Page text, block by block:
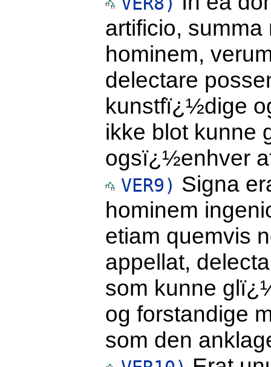
artificio,
hominem,
delectare
kunstfï¿½dige
ikke blot kunne
ogsï¿½enhver
VER9) Signa
hominem
etiam quemvis
appellat,
som kunne
og forstandige
som den